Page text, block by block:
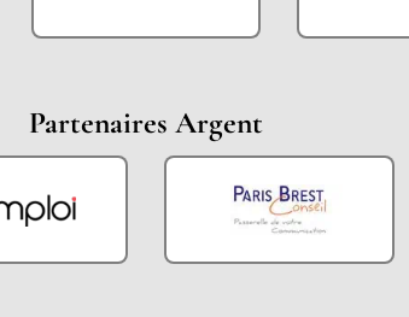
Partenaires Argent